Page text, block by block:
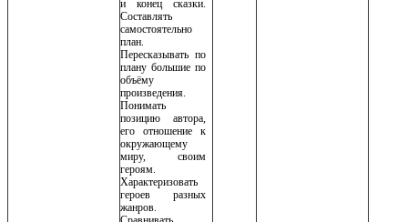
и конец сказки.
Составлять
самостоятельно
план.
Пересказывать по
плану большие по
объёму
произведения.
Понимать
позицию автора,
его отношение к
окружающему
миру, своим
героям.
Характеризовать
героев разных
жанров.